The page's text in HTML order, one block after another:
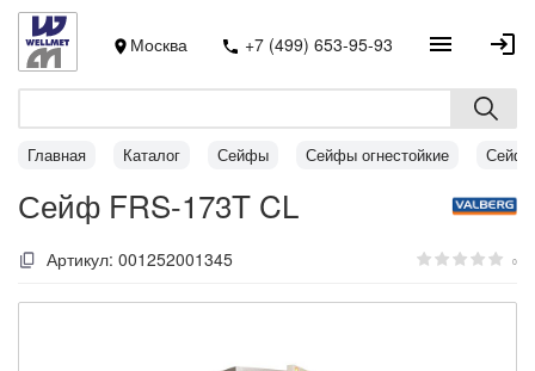
Москва +7 (499) 653-95-93
Главная Каталог Сейфы Сейфы огнестойкие Сейфы
Сейф FRS-173T CL
Артикул: 001252001345 0